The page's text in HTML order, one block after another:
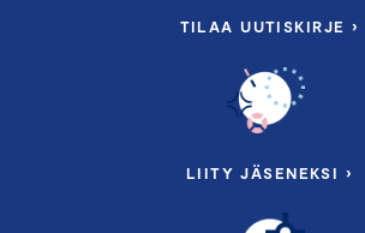
TILAA UUTISKIRJE ›
LIITY JÄSENEKSI ›